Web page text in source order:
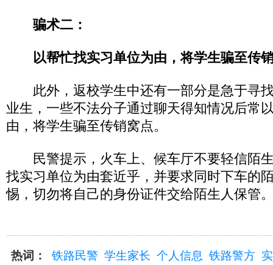
骗术二：
以帮忙找实习单位为由，将学生骗至传
此外，返校学生中还有一部分是急于寻
业生，一些不法分子通过聊天得知情况后常
由，将学生骗至传销窝点。
民警提示，火车上、候车厅不要轻信陌
找实习单位为由套近乎，并要求同时下车的
惕，切勿将自己的身份证件交给陌生人保管
热词： 铁路民警 学生家长 个人信息 铁路警方